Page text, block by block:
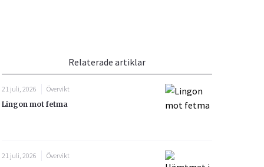
Rökavvänjning
Rörelseapparaten
Sex & Samliv
Sömn & Stress
Relaterade artiklar
21 juli, 2026
Övervikt
Lingon mot fetma
21 juli, 2026
Övervikt